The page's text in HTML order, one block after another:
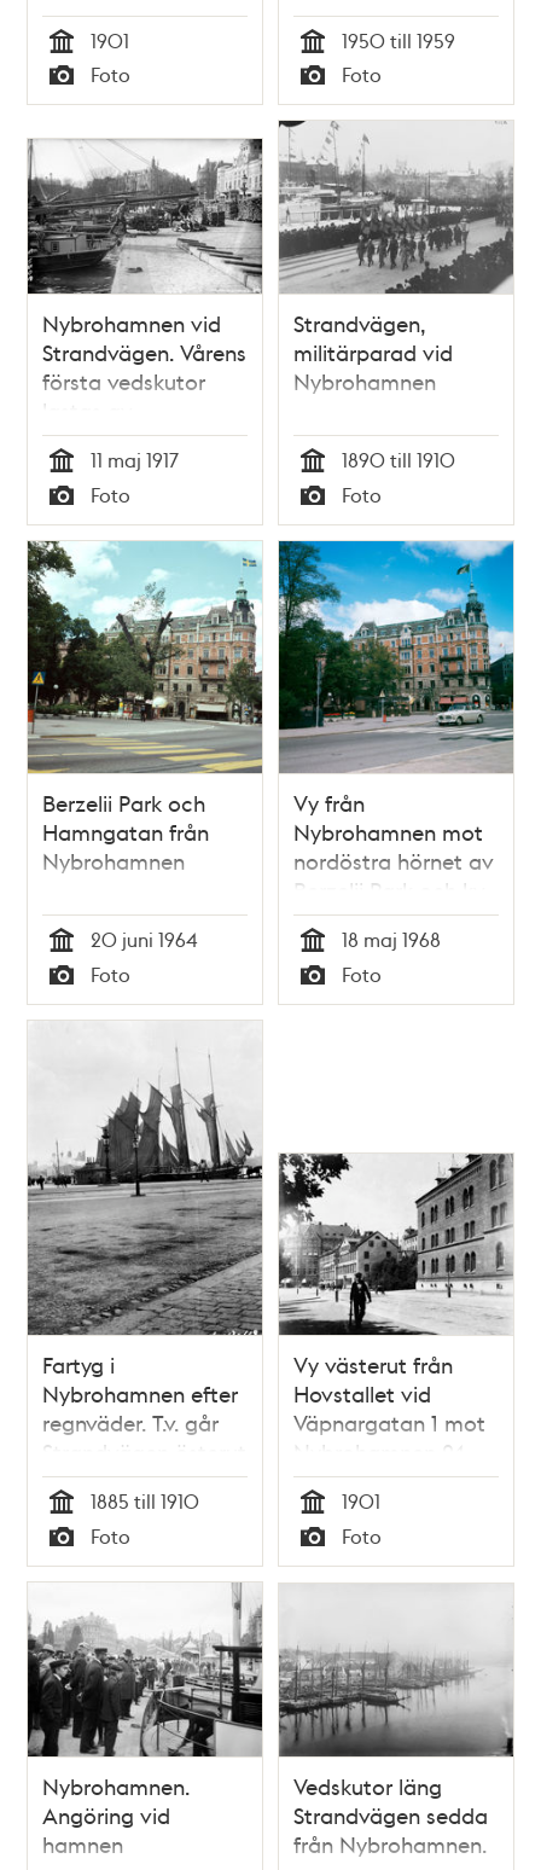
Tid
1901
Typ
Foto Tid
1950 till 1959
Typ
Foto
Nybrohamnen vid
Strandvägen. Vårens
första vedskutor
lastas av
Tid
11 maj 1917
Typ
Foto
Strandvägen,
militärparad vid
Nybrohamnen
Tid
1890 till 1910
Typ
Foto
Berzelii Park och
Hamngatan från
Nybrohamnen
Tid
20 juni 1964
Typ
Foto
Vy från
Nybrohamnen mot
nordöstra hörnet av
Berzelii Park och kv.
Skravelberget
Mindre vid
Hamngatan.
Tid
18 maj 1968
Typ
Foto
Fartyg i
Nybrohamnen efter
regnväder. T.v. går
Strandvägen österut
Tid
1885 till 1910
Typ
Foto
Vy västerut från
Hovstallet vid
Väpnargatan 1 mot
Nybrohamnen 24
(Källaren Flaggen)
och Nybrogatan 1 i
fonden. Nuvarande
Nybroplan med
Tid
1901
Typ
Foto
Nybrohamnen.
Angöring vid
hamnen
Vedskutor läng
Strandvägen sedda
från Nybrohamnen.